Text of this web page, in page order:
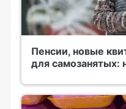
Пенсии, новые
для самозанятых: